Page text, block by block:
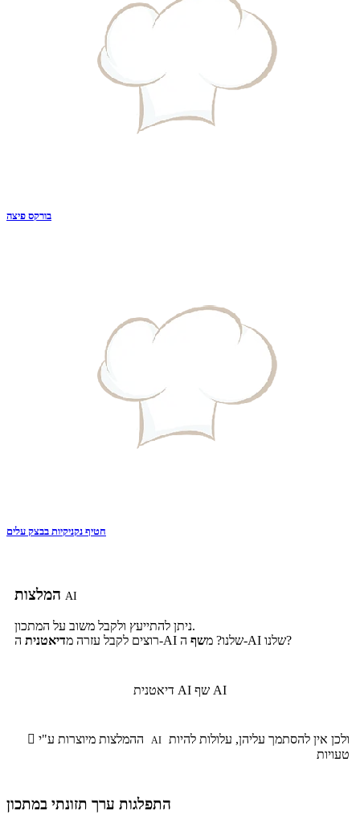
בורקס פיצה
חטיף נקניקיות בבצק עלים
AI
ניתן להתייעץ ולקבל משוב על המתכון.
רוצים לקבל עזרה מדיאטנית ה-AI שלנו? משף ה-AI שלנו?
דיאטנית AI שף AI
 AI
טעויות
התפלגות ערך תזונתי במתכון